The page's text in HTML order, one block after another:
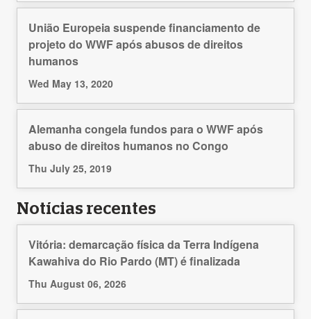
União Europeia suspende financiamento de
projeto do WWF após abusos de direitos
humanos
Wed May 13, 2020
Alemanha congela fundos para o WWF após
abuso de direitos humanos no Congo
Thu July 25, 2019
Notícias recentes
Vitória: demarcação física da Terra Indígena
Kawahiva do Rio Pardo (MT) é finalizada
Thu August 06, 2026